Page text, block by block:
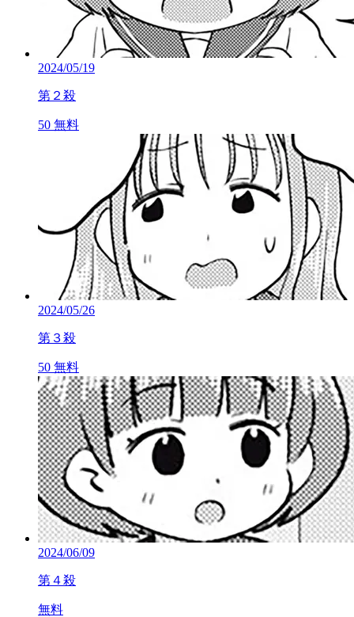
2024/05/19
第２殺
50 無料
2024/05/26
第３殺
50 無料
2024/06/09
第４殺
無料